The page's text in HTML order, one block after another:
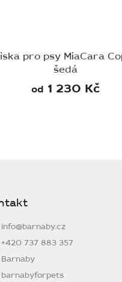
pro psy MiaCara
šedá
od 1 230 Kč
info@barnaby.cz
+420 737 883 357
Barnaby
barnabyforpets